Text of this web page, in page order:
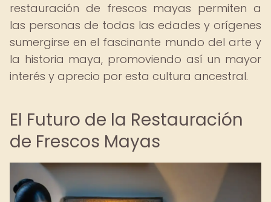
restauración de frescos mayas permiten a
las personas de todas las edades y orígenes
sumergirse en el fascinante mundo del arte y
la historia maya, promoviendo así un mayor
interés y aprecio por esta cultura ancestral.
El Futuro de la Restauración
de Frescos Mayas